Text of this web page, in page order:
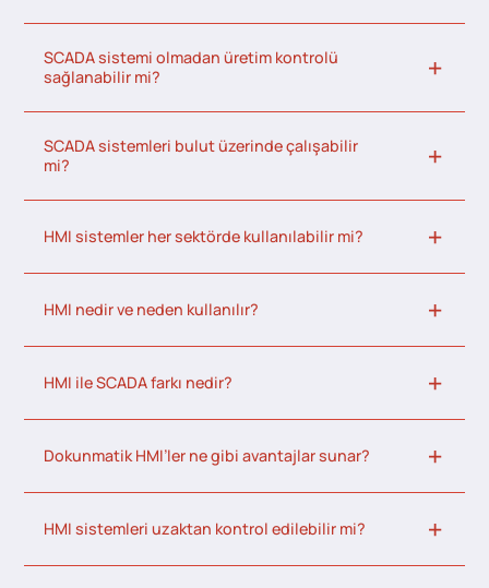
SCADA sistemi olmadan üretim kontrolü
sağlanabilir mi?
SCADA sistemleri bulut üzerinde çalışabilir
mi?
HMI sistemler her sektörde kullanılabilir mi?
HMI nedir ve neden kullanılır?
HMI ile SCADA farkı nedir?
Dokunmatik HMI’ler ne gibi avantajlar sunar?
HMI sistemleri uzaktan kontrol edilebilir mi?